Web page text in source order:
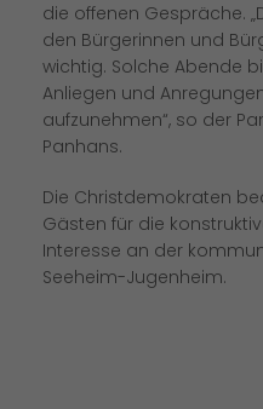
die offenen Gespräche.
den Bürgerinnen und
wichtig. Solche Abende
Anliegen und
aufzunehmen“, so der
Panhans.
Die Christdemokraten
Gästen für die
Interesse an der
Seeheim-Jugenheim.